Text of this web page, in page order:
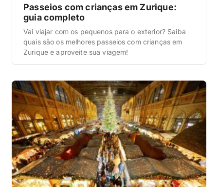
Passeios com crianças em Zurique:
guia completo
Vai viajar com os pequenos para o exterior? Saiba
quais são os melhores passeios com crianças em
Zurique e aproveite sua viagem!